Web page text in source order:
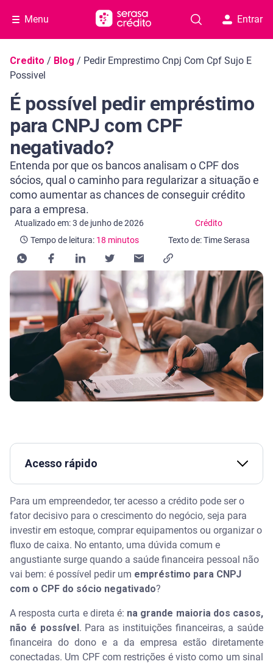
Menu Entrar
Navegação do blog
Credito / Blog / Pedir Emprestimo Cnpj Com Cpf Sujo E
Possivel
É possível pedir empréstimo
para CNPJ com CPF
negativado?
Entenda por que os bancos analisam o CPF dos
sócios, qual o caminho para regularizar a situação e
como aumentar as chances de conseguir crédito
para a empresa.
Atualizado em: 3 de junho de 2026 Crédito
Categoria Crédito
Tempo de leitura: 18 minutos
Tempo de leitura: 18 minutos
Texto de: Time Serasa
Acesso rápido
Assista | Empréstimo consignado: como funciona?
A "mistura de riscos": por que os bancos analisam o
CPF do sócio?
O caminho para o crédito: um plano de ação para o
empreendedor
Existem exceções? Crédito para CNPJ com CPF
negativado
Buscando o crédito após a regularização
Para um empreendedor, ter acesso a crédito pode ser o
fator decisivo para o crescimento do negócio, seja para
investir em estoque, comprar equipamentos ou organizar o
fluxo de caixa. No entanto, uma dúvida comum e
angustiante surge quando a saúde financeira pessoal não
vai bem: é possível pedir um empréstimo para CNPJ
com o CPF do sócio negativado?
A resposta curta e direta é: na grande maioria dos casos,
não é possível . Para as instituições financeiras, a saúde
financeira do dono e a da empresa estão diretamente
conectadas. Um CPF com restrições é visto como um sinal